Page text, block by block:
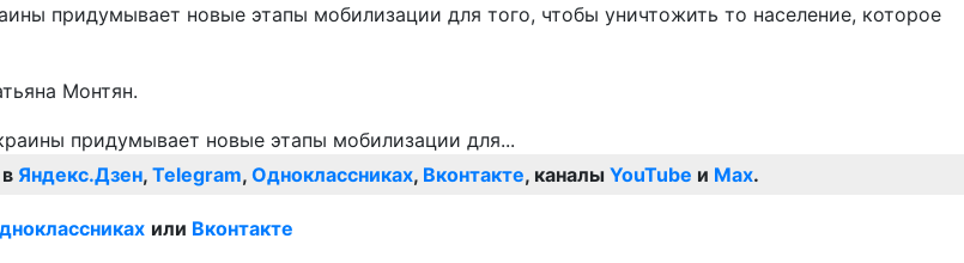
придумывает новые этапы мобилизации для того, чтобы уничтожить то население, которое
Монтян.
Яндекс.Дзен, Telegram, Одноклассниках, Вконтакте, каналы YouTube и Max.
или Вконтакте